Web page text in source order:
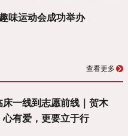
味运动会成功举办
查看更多
床一线到志愿前线｜贺木
心有爱，更要立于行